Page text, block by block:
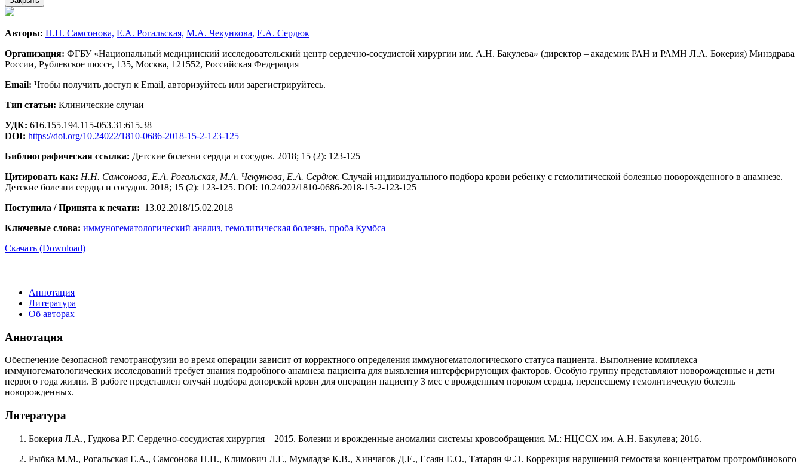
Авторы: Н.Н. Самсонова, Е.А. Рогальская, М.А. Чекункова, Е.А. Сердюк
Организация: ФГБУ «Национальный медицинский исследовательский центр сердечно-сосудистой хирургии им. А.Н. Бакулева» (директор – академик РАН и РАМН Л.А. Бокерия) Минздрава
России, Рублевское шоссе, 135, Москва, 121552, Российская Федерация
Email: Чтобы получить доступ к Email, авторизуйтесь или зарегистрируйтесь.
Тип статьи: Клинические случаи
УДК: 616.155.194.115-053.31:615.38
DOI: https://doi.org/10.24022/1810-0686-2018-15-2-123-125
Библиографическая ссылка: Детские болезни сердца и сосудов. 2018; 15 (2): 123-125
Цитировать как: Н.Н. Самсонова, Е.А. Рогальская, М.А. Чекункова, Е.А. Сердюк. Случай индивидуального подбора крови ребенку с гемолитической болезнью новорожденного в анамнезе.
Детские болезни сердца и сосудов. 2018; 15 (2): 123-125. DOI: 10.24022/1810-0686-2018-15-2-123-125
Поступила / Принята к печати: 13.02.2018/15.02.2018
Ключевые слова: иммуногематологический анализ, гемолитическая болезнь, проба Кумбса
Скачать (Download)
Аннотация
Литература
Об авторах
Аннотация
Обеспечение безопасной гемотрансфузии во время операции зависит от корректного определения иммуногематологического статуса пациента. Выполнение комплекса
иммуногематологических исследований требует знания подробного анамнеза пациента для выявления интерферирующих факторов. Особую группу представляют новорожденные и дети
первого года жизни. В работе представлен случай подбора донорской крови для операции пациенту 3 мес с врожденным пороком сердца, перенесшему гемолитическую болезнь
новорожденных.
Литература
Бокерия Л.А., Гудкова Р.Г. Сердечно-сосудистая хирургия – 2015. Болезни и врожденные аномалии системы кровообращения. М.: НЦССХ им. А.Н. Бакулева; 2016.
Рыбка М.М., Рогальская Е.А., Самсонова Н.Н., Климович Л.Г., Мумладзе К.В., Хинчагов Д.Е., Есаян Е.О., Татарян Ф.Э. Коррекция нарушений гемостаза концентратом протромбинового